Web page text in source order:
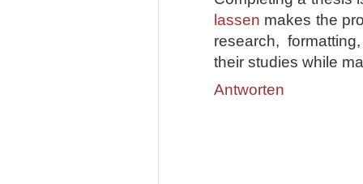
lassen makes the
research,
their studies while
Antworten